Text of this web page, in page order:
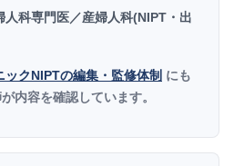
人科専門医／産婦人科(NIPT・出
ックNIPTの編集・監修体制 にも
内容を確認しています。